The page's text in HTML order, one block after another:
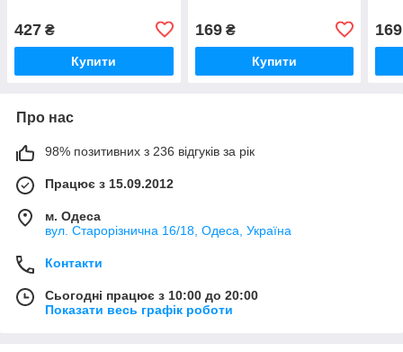
427 ₴
Купити
169₴
Купити
169
Про нас
98% позитивних з 236 відгуків за рік
Працює з 15.09.2012
м. Одеса
вул. Старорізнична 16/18, Одеса, Україна
Контакти
Сьогодні працює з 10:00 до 20:00
Показати весь графік роботи